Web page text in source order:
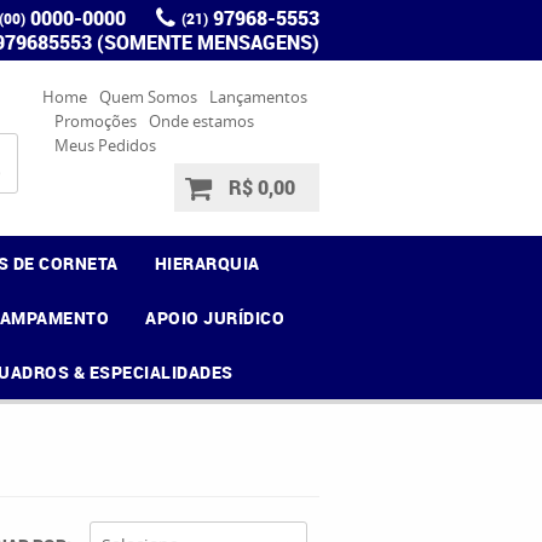
(00) 0000-0000 (21) 97968-5553
(SOMENTE MENSAGENS)
Home Quem Somos
Lançamentos
Promoções Onde estamos
Meus Pedidos
R$ 0,00
DE CORNETA HIERARQUIA
APOIO JURÍDICO
& ESPECIALIDADES